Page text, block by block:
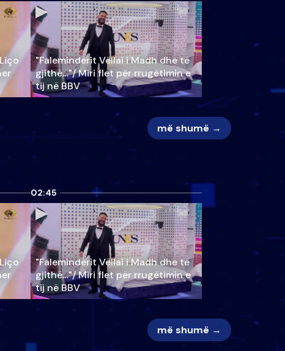
"Faleminderit Vëllai i Madh dhe të
gjithë…"/ Miri flet për rrugëtimin e
tij në BBV
më shumë →
02:45
"Faleminderit Vëllai i Madh dhe të
gjithë…"/ Miri flet për rrugëtimin e
tij në BBV
më shumë →